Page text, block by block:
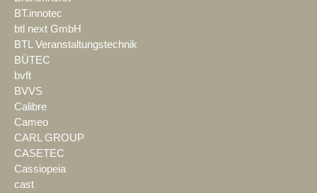
BT.innotec
btl next GmbH
BTL Veranstaltungstechnik
BÜTEC
bvft
BVVS
Calibre
Cameo
CARL GROUP
CASETEC
Cassiopeia
cast